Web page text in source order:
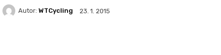
Autor: WTCycling 23. 1. 2015